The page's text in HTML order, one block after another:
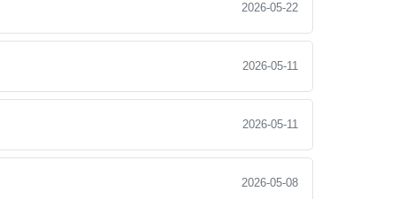
2026-05-22
2026-05-11
2026-05-11
2026-05-08